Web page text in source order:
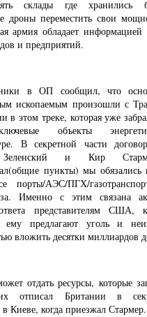
склады где
дроны переместить свои
армия обладает
и предприятий.
в ОП сообщил, что
ископаемым произошли с
в этом треке, которая уже
объекты
В секретной части
Зеленский и Кир
пункты) мы обязались
порты/АЭС/ПГХ/
Именно с этим связана
представителям США,
предлагают уголь и
вложить десятки миллиардов
отдать ресурсы, которые
отписал Британии в
Киеве, когда приезжал Стармер.